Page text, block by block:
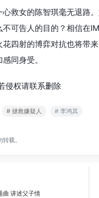
救女的陈智琪毫无退路
可告人的目的？相信在
四射的博弈对抗也将带
同身受。
侵权请联系删除
# 拯救嫌疑人 # 李鸿其
载。
曲 讲述父子情